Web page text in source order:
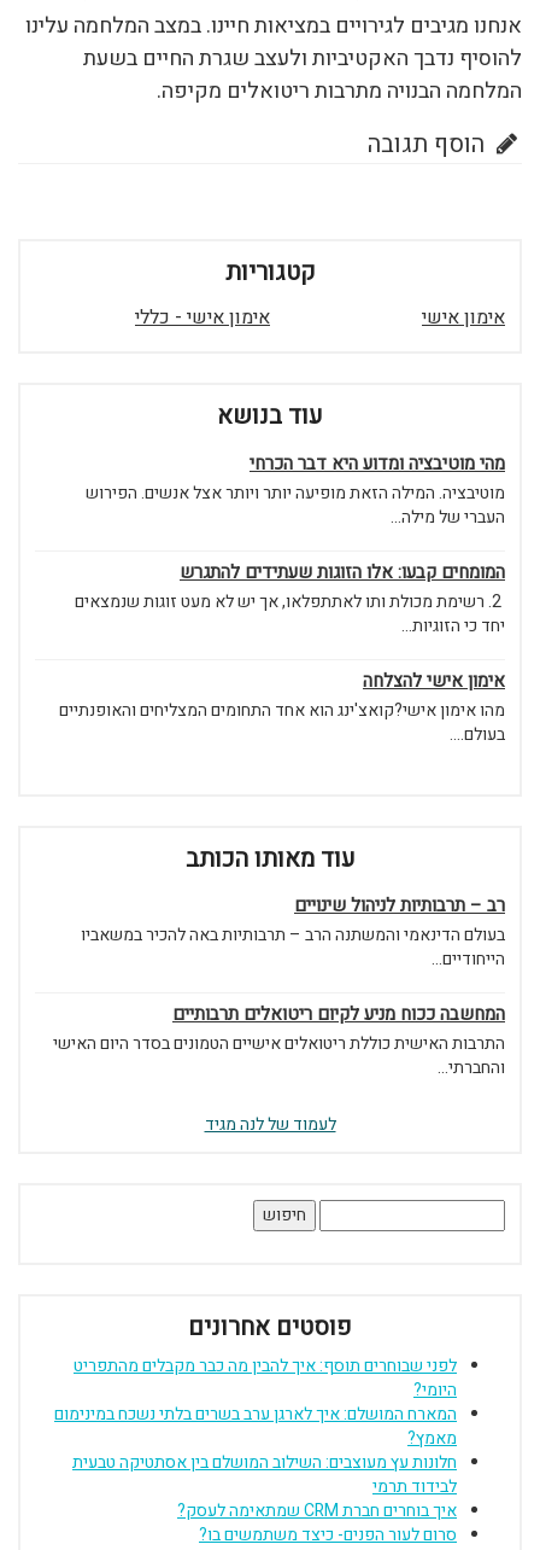
אנחנו מגיבים לגירויים במציאות חיינו. במצב המלחמה עלינו
להוסיף נדבך האקטיביות ולעצב שגרת החיים בשעת
המלחמה הבנויה מתרבות ריטואלים מקיפה.
הוסף תגובה
קטגוריות
אימון אישי אימון אישי - כללי
עוד בנושא
מהי מוטיבציה ומדוע היא דבר הכרחי
מוטיבציה. המילה הזאת מופיעה יותר ויותר אצל אנשים. הפירוש
העברי של מילה...
המומחים קבעו: אלו הזוגות שעתידים להתגרש
2. רשימת מכולת ותו לאתתפלאו, אך יש לא מעט זוגות שנמצאים
יחד כי הזוגיות...
אימון אישי להצלחה
מהו אימון אישי?קואצ'ינג הוא אחד התחומים המצליחים והאופנתיים
בעולם....
עוד מאותו הכותב
רב – תרבותיות לניהול שינויים
בעולם הדינאמי והמשתנה הרב – תרבותיות באה להכיר במשאביו
הייחודיים...
המחשבה ככוח מניע לקיום ריטואלים תרבותיים
התרבות האישית כוללת ריטואלים אישיים הטמונים בסדר היום האישי
והחברתי...
לעמוד של לנה מגיד
פוסטים אחרונים
לפני שבוחרים תוסף: איך להבין מה כבר מקבלים מהתפריט
היומי?
המארח המושלם: איך לארגן ערב בשרים בלתי נשכח במינימום
מאמץ?
חלונות עץ מעוצבים: השילוב המושלם בין אסתטיקה טבעית
לבידוד תרמי
איך בוחרים חברת CRM שמתאימה לעסק?
סרום לעור הפנים- כיצד משתמשים בו?